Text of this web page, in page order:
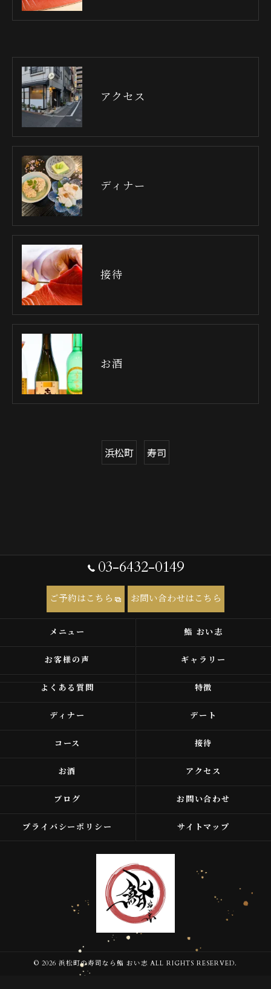
アクセス
ディナー
接待
お酒
浜松町 寿司
03-6432-0149
ご予約はこちら お問い合わせはこちら
メニュー 鮨 おい志
お客様の声 ギャラリー
よくある質問 特徴
ディナー デート
コース 接待
お酒 アクセス
ブログ お問い合わせ
プライバシーポリシー サイトマップ
© 2026 浜松町の寿司なら鮨 おい志 ALL RIGHTS RESERVED.